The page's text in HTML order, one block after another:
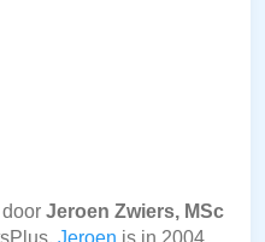
Jeroen Zwiers, MSc